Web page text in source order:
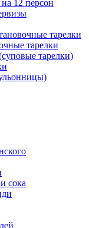
12 персон
тарелки
тарелки
тарелки)
сока